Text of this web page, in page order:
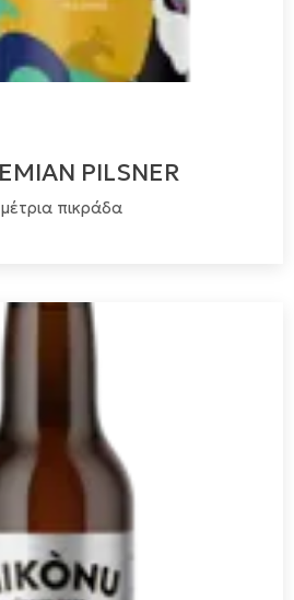
PILSNER
πικράδα